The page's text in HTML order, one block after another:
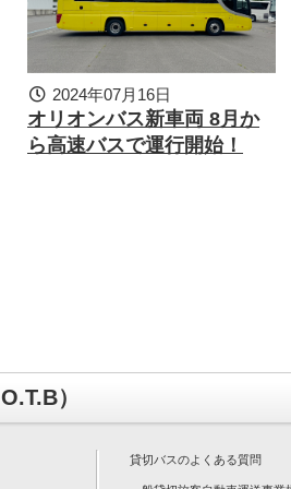
2024年07月16日
オリオンバス新車両 8月か
ら高速バスで運行開始！
）
貸切バスのよくある質問